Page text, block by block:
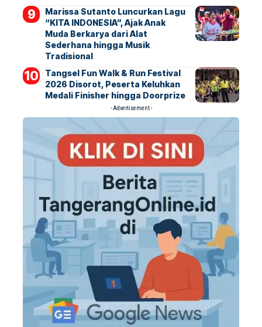
Marissa Sutanto Luncurkan Lagu
“KITA INDONESIA”, Ajak Anak
Muda Berkarya dari Alat
Sederhana hingga Musik
Tradisional
Tangsel Fun Walk & Run Festival
2026 Disorot, Peserta Keluhkan
Medali Finisher hingga Doorprize
- Advertisement -